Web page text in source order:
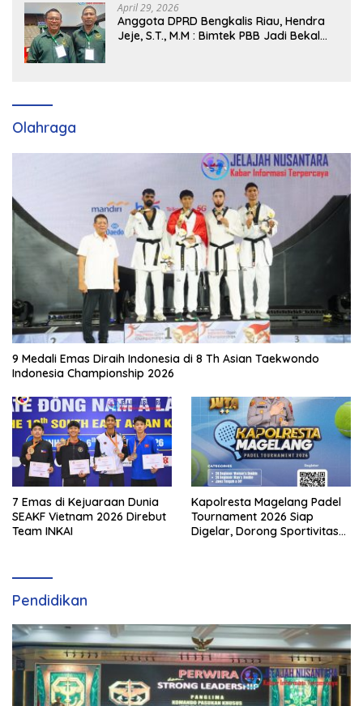
April 29, 2026
Anggota DPRD Bengkalis Riau, Hendra
Jeje, S.T., M.M : Bimtek PBB Jadi Bekal
Olahraga
9 Medali Emas Diraih Indonesia di 8 Th Asian Taekwondo
Indonesia Championship 2026
7 Emas di Kejuaraan Dunia
SEAKF Vietnam 2026 Direbut
Team INKAI
Kapolresta Magelang Padel
Tournament 2026 Siap
Digelar, Dorong Sportivitas
Pendidikan